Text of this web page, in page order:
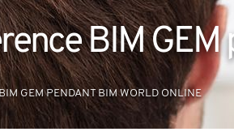
BIM
GEM PENDANT BIM WORLD ONLINE